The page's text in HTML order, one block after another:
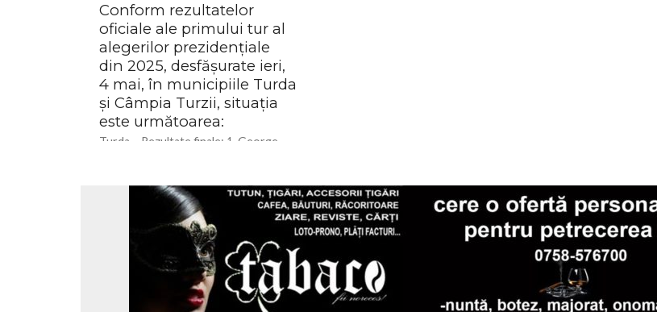
Conform rezultatelor
oficiale ale primului tur al
alegerilor prezidențiale
din 2025, desfășurate ieri,
4 mai, în municipiile Turda
și Câmpia Turzii, situația
este următoarea:
Turda – Rezultate finale: 1. George
Victor Ponta: 12,99% 5....